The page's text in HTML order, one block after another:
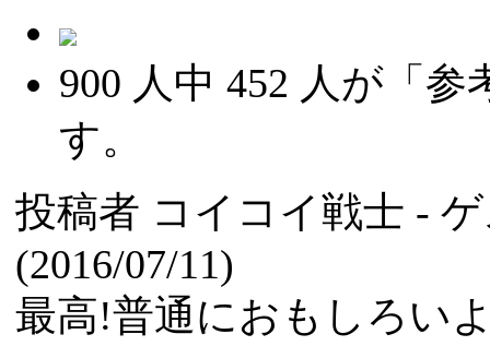
900 人中 452 人が「参
す。
投稿者 コイコイ戦士 -
(2016/07/11)
最高!普通におもしろい